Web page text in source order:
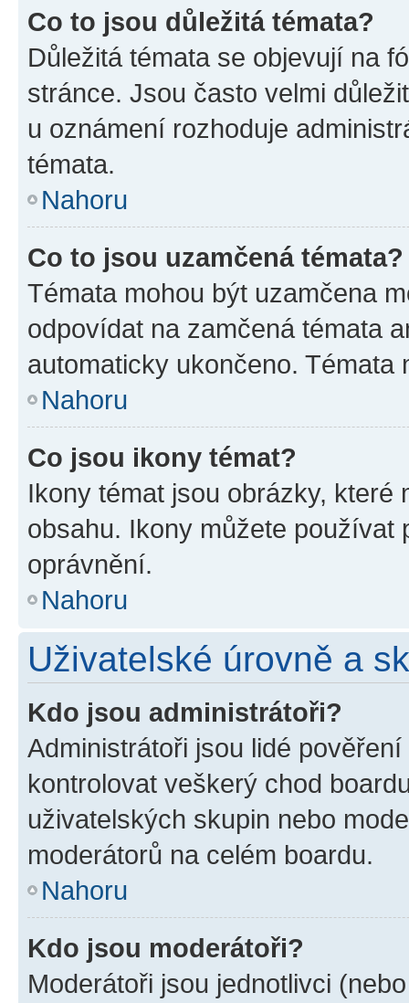
Co to jsou důležitá témata?
Důležitá témata se objevují na
stránce. Jsou často velmi
u oznámení rozhoduje
témata.
Nahoru
Co to jsou uzamčená témata?
Témata mohou být uzamčena
odpovídat na zamčená témata
automaticky ukončeno.
Nahoru
Co jsou ikony témat?
Ikony témat jsou obrázky,
obsahu. Ikony můžete používat
oprávnění.
Nahoru
Uživatelské úrovně a
Kdo jsou administrátoři?
Administrátoři jsou lidé
kontrolovat veškerý chod
uživatelských skupin nebo
moderátorů na celém boardu.
Nahoru
Kdo jsou moderátoři?
Moderátoři jsou jednotlivci